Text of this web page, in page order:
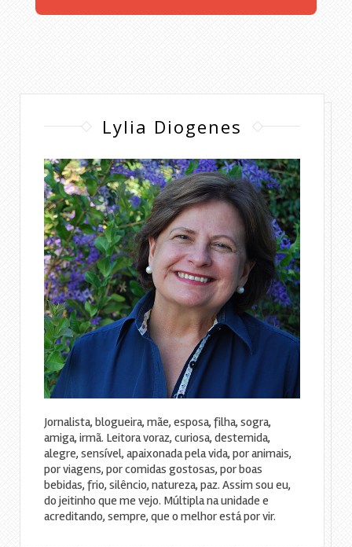
Lylia Diogenes
Jornalista, blogueira, mãe, esposa, filha, sogra,
amiga, irmã. Leitora voraz, curiosa, destemida,
alegre, sensível, apaixonada pela vida, por animais,
por viagens, por comidas gostosas, por boas
bebidas, frio, silêncio, natureza, paz. Assim sou eu,
do jeitinho que me vejo. Múltipla na unidade e
acreditando, sempre, que o melhor está por vir.